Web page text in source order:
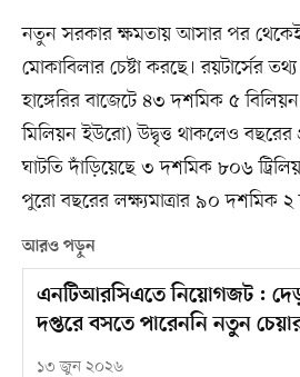
নতুন সরকার ক্ষমতায় আসার পর
মোকাবিলার চেষ্টা করছে। রয়টার্সের
হাঙ্গেরির বাজেটে ৪৩ দশমিক ৫
মিলিয়ন ইউরো) উদ্বৃত্ত থাকলেও বছরের
ঘাটতি দাঁড়িয়েছে ৩ দশমিক ৮০৬
পুরো বছরের লক্ষ্যমাত্রার ৯০ দশমিক ২
আরও পড়ুন
এনটিআরসিএতে নিয়োগজট :
দপ্তরে বসতে পারেননি নতুন
১৩ জুন ২০২৬